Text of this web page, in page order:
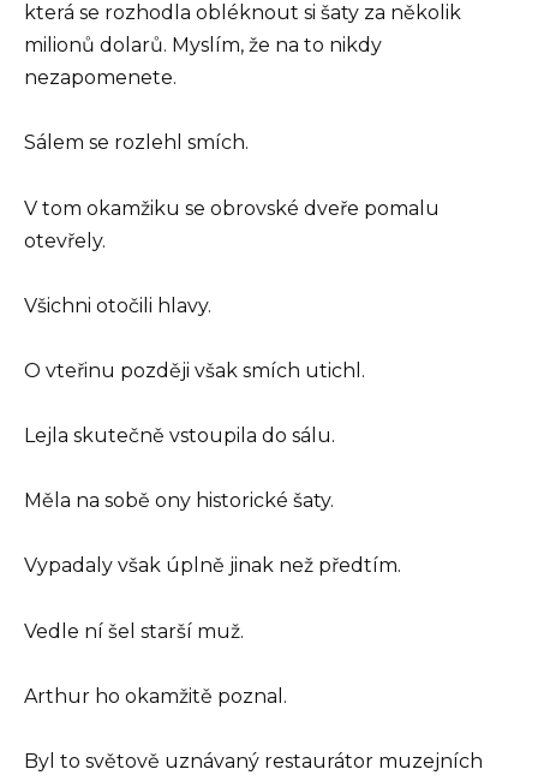
která se rozhodla obléknout si šaty za několik
milionů dolarů. Myslím, že na to nikdy
nezapomenete.
Sálem se rozlehl smích.
V tom okamžiku se obrovské dveře pomalu
otevřely.
Všichni otočili hlavy.
O vteřinu později však smích utichl.
Lejla skutečně vstoupila do sálu.
Měla na sobě ony historické šaty.
Vypadaly však úplně jinak než předtím.
Vedle ní šel starší muž.
Arthur ho okamžitě poznal.
Byl to světově uznávaný restaurátor muzejních